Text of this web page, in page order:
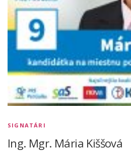
SIGNATÁRI
Ing. Mgr. Mária Kiššová